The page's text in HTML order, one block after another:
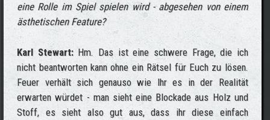
eine Rolle im Spiel spielen wird - abgesehen von einem
ästhetischen Feature?
Karl Stewart:Hm. Das ist eine schwere Frage, die ich
nicht beantworten kann ohne ein Rätsel für Euch zu lösen.
Feuer verhält sich genauso wie Ihr es in der Realität
erwarten würdet - man sieht eine Blockade aus Holz und
Stoff, es sieht also gut aus, dass ihr diese einfach